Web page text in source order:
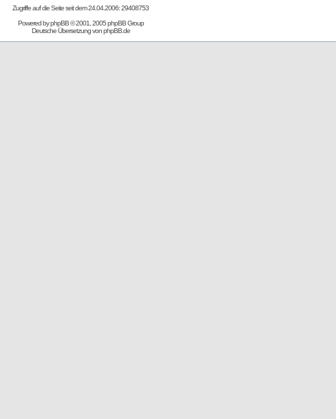
Zugriffe auf die Seite seit dem 24.04.2006: 29408753
Powered byphpBB© 2001, 2005 phpBB Group
Deutsche Übersetzung vonphpBB.de